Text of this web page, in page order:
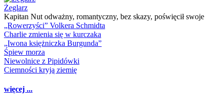
Żeglarz
Kapitan Nut odważny, romantyczny, bez skazy, poświęcił swoje
„Rowerzyści” Volkera Schmidta
Charlie zmienia się w kurczaka
„Iwona księżniczka Burgunda”
Śpiew morza
Niewolnice z Pipidówki
Ciemności kryją ziemię
więcej ...